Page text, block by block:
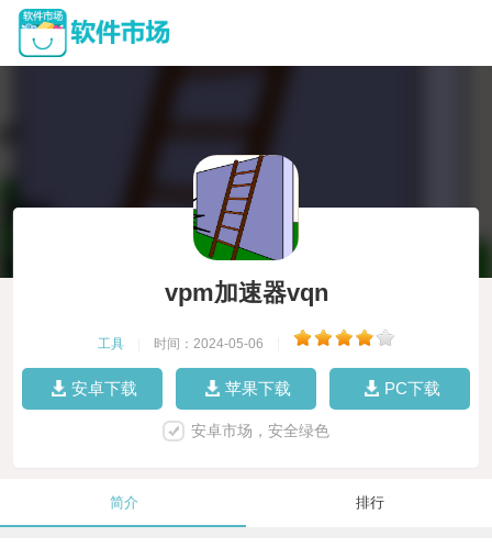
vpm加速器vqn
工具 时间：2024-05-06
安卓下载 苹果下载 PC下载
安卓市场，安全绿色
简介 排行